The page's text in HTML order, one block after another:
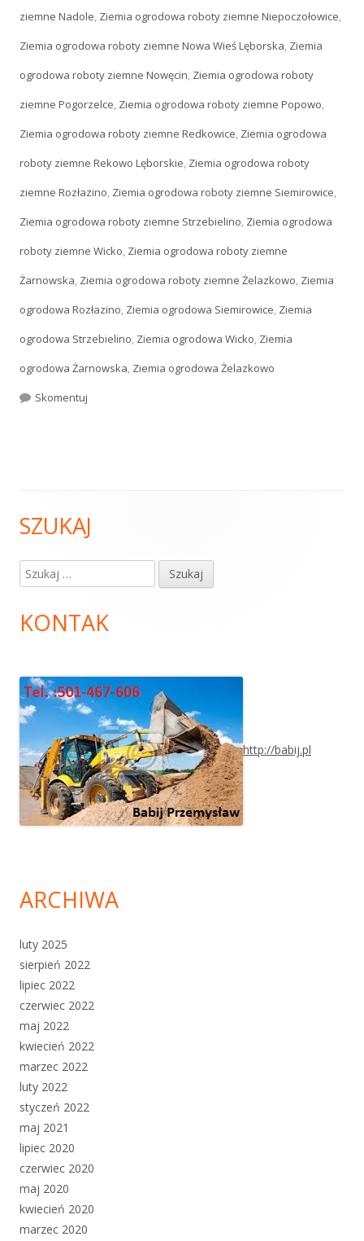
ziemne Nadole, Ziemia ogrodowa roboty ziemne Niepoczołowice,
Ziemia ogrodowa roboty ziemne Nowa Wieś Lęborska, Ziemia
ogrodowa roboty ziemne Nowęcin, Ziemia ogrodowa roboty
ziemne Pogorzelce, Ziemia ogrodowa roboty ziemne Popowo,
Ziemia ogrodowa roboty ziemne Redkowice, Ziemia ogrodowa
roboty ziemne Rekowo Lęborskie, Ziemia ogrodowa roboty
ziemne Rozłazino, Ziemia ogrodowa roboty ziemne Siemirowice,
Ziemia ogrodowa roboty ziemne Strzebielino, Ziemia ogrodowa
roboty ziemne Wicko, Ziemia ogrodowa roboty ziemne
Żarnowska, Ziemia ogrodowa roboty ziemne Żelazkowo, Ziemia
ogrodowa Rozłazino, Ziemia ogrodowa Siemirowice, Ziemia
ogrodowa Strzebielino, Ziemia ogrodowa Wicko, Ziemia
ogrodowa Żarnowska, Ziemia ogrodowa Żelazkowo
Skomentuj
Główny
panel
SZUKAJ
Szukaj:
KONTAK
http://babij.pl
ARCHIWA
luty 2025
sierpień 2022
lipiec 2022
czerwiec 2022
maj 2022
kwiecień 2022
marzec 2022
luty 2022
styczeń 2022
maj 2021
lipiec 2020
czerwiec 2020
maj 2020
kwiecień 2020
marzec 2020